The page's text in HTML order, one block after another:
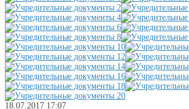
18.07.2017 17:07